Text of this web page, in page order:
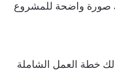
صورة واضحة للمشروع
خطة العمل الشاملة